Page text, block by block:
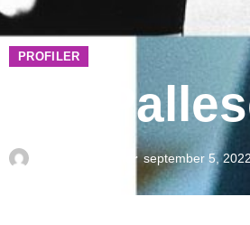
PROFILER
Per
Morten Møller september 5, 2022